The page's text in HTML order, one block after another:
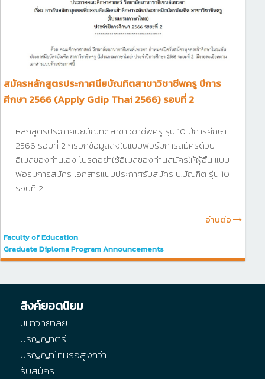
สมัครหลักสูตรประกาศนียบัณทิตสาขาวิชาชีพครู ปีการ
ศีกษา 2566 (Apply Gdip Thai 2566) รอบที่ 2
หลักสูตรประกาศนียบัณทิตสาขาวิชาชีพครู รุ่น 10 ปีการศีกษา
2566 รอบที่ 2 กรอกข้อมูลลงในแบบฟอร์มการสมัครด้วย
อีเมลของท่านเอง โปรดอย่าใช้อีเมลของท่านสมัครให้ผู้อื่น แบบ
ฟอร์มการสมัคร เอกสารแนบประกาศรับสมัคร ป.บัณฑิต รุ่น 10
รอบที่ 2
อ่านต่อ
Faculty of Education,
Graduate Diploma Program Announcements
ลิงค์ยอดนิยม
มหาวิทยาลัย
ปริญญาตรี
ปริญญาโทหรือสูงกว่า
รับสมัคร